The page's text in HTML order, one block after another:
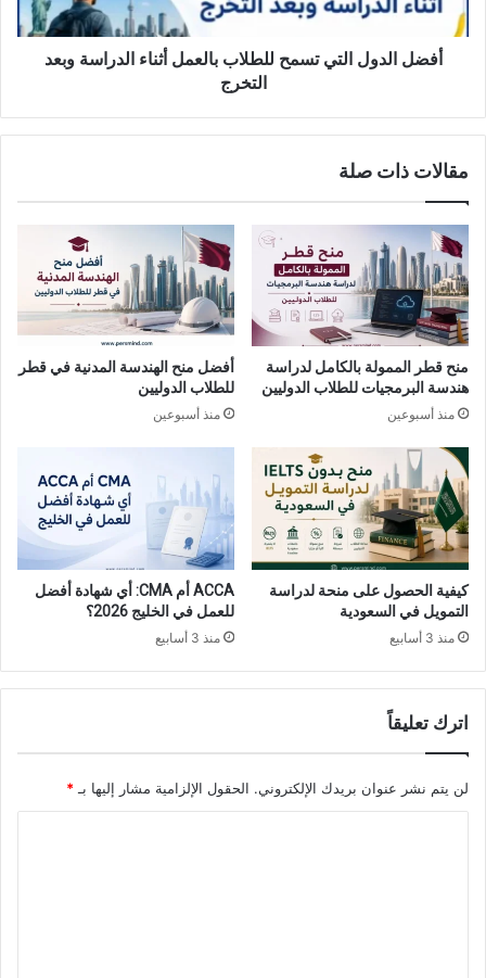
الدراسة
وبعد
التخرجأفضل الدول التي تسمح للطلاب بالعمل أثناء الدراسة وبعد
التخرج
مقالات ذات صلة
منح قطر الممولة بالكامل لدراسة
هندسة البرمجيات للطلاب الدوليين
منذ أسبوعين
أفضل منح الهندسة المدنية في قطر
للطلاب الدوليين
منذ أسبوعين
كيفية الحصول على منحة لدراسة
التمويل في السعودية
منذ 3 أسابيع
ACCA أم CMA: أي شهادة أفضل
للعمل في الخليج 2026؟
منذ 3 أسابيع
اترك تعليقاً
لن يتم نشر عنوان بريدك الإلكتروني. الحقول الإلزامية مشار إليها بـ *